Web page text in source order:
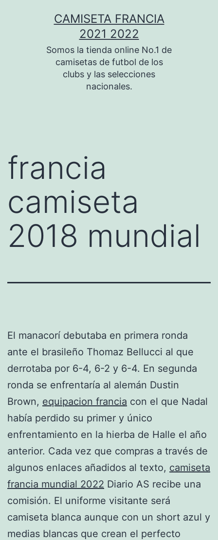
CAMISETA FRANCIA
2021 2022
Somos la tienda online No.1 de
camisetas de futbol de los
clubs y las selecciones
nacionales.
francia
camiseta
2018 mundial
El manacorí debutaba en primera ronda
ante el brasileño Thomaz Bellucci al que
derrotaba por 6-4, 6-2 y 6-4. En segunda
ronda se enfrentaría al alemán Dustin
Brown, equipacion francia con el que Nadal
había perdido su primer y único
enfrentamiento en la hierba de Halle el año
anterior. Cada vez que compras a través de
algunos enlaces añadidos al texto, camiseta
francia mundial 2022 Diario AS recibe una
comisión. El uniforme visitante será
camiseta blanca aunque con un short azul y
medias blancas que crean el perfecto